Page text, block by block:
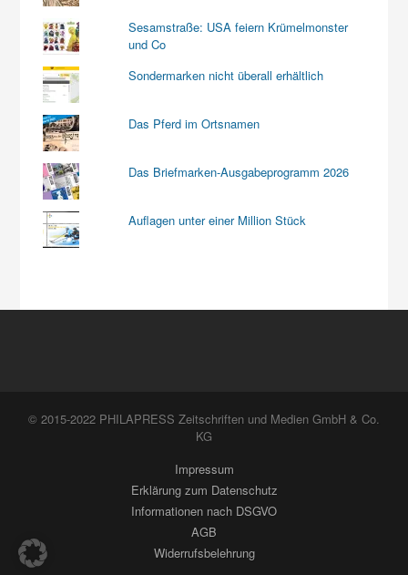
Sesamstraße: USA feiern Krümelmonster
und Co
Sondermarken nicht überall erhältlich
Das Pferd im Ortsnamen
Das Briefmarken-Ausgabeprogramm 2026
Auflagen unter einer Million Stück
© 2015-2022 PHILAPRESS Zeitschriften und Medien GmbH & Co.
KG
Impressum
Erklärung zum Datenschutz
Informationen nach DSGVO
AGB
Widerrufsbelehrung